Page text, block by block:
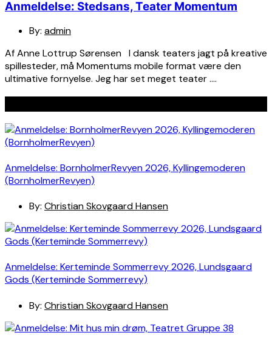
Anmeldelse: Stedsans, Teater Momentum
By: admin
Af Anne Lottrup Sørensen I dansk teaters jagt på kreative
spillesteder, må Momentums mobile format være den
ultimative fornyelse. Jeg har set meget teater ….
Anmeldelse: BornholmerRevyen 2026, Kyllingemoderen
(BornholmerRevyen)
By: Christian Skovgaard Hansen
Anmeldelse: Kerteminde Sommerrevy 2026, Lundsgaard
Gods (Kerteminde Sommerrevy)
By: Christian Skovgaard Hansen